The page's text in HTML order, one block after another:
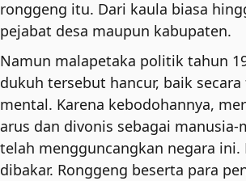
ronggeng itu. Dari kaula biasa
pejabat desa maupun kabupaten.
Namun malapetaka politik tahun
dukuh tersebut hancur, baik
mental. Karena kebodohannya,
arus dan divonis sebagai manusia-
telah mengguncangkan negara ini.
dibakar. Ronggeng beserta para